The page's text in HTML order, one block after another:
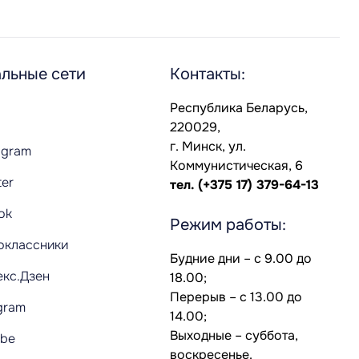
сети Контакты:
Республика Беларусь,
220029,
г. Минск, ул.
Коммунистическая, 6
тел. (+375 17) 379-64-13
Режим работы:
Будние дни – с 9.00 до
18.00;
Перерыв – с 13.00 до
14.00;
Выходные – суббота,
воскресенье.